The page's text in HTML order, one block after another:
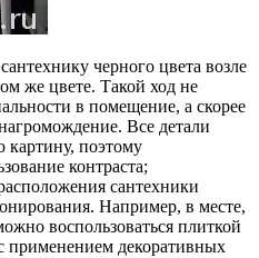
черного цвета возле
же цвете. Такой ход не
в помещение, а скорее
Все детали
картину, поэтому
контраста;
сантехники
Например, в месте,
воспользоваться плиткой
применением декоративных